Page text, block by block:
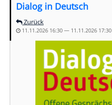
Dialog in Deutsch
Zurück
11.11.2026 16:30 — 11.11.2026 17:30